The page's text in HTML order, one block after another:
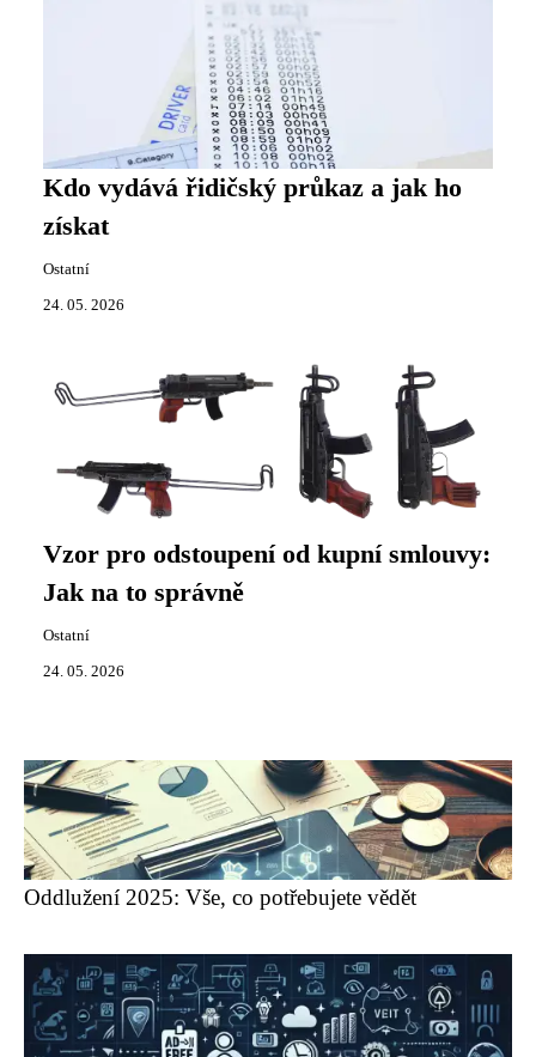
Kdo vydává řidičský průkaz a jak ho
získat
Ostatní
24. 05. 2026
Vzor pro odstoupení od kupní smlouvy:
Jak na to správně
Ostatní
24. 05. 2026
Oddlužení 2025: Vše, co potřebujete vědět